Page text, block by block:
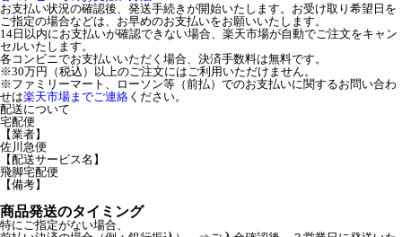
お支払い状況の確認後、発送手続きが開始いたします。お受け取り希望日を
ご指定の場合などは、お早めのお支払いをお願いいたします。
14日以内にお支払いが確認できない場合、楽天市場が自動でご注文をキャン
セルいたします。
各コンビニでお支払いいただく場合、決済手数料は無料です。
※30万円（税込）以上のご注文にはご利用いただけません。
※ファミリーマート、ローソン等（前払）でのお支払いに関するお問い合わ
せは楽天市場までご連絡 ください。
配送について
宅配便
【業者】
佐川急便
【配送サービス名】
飛脚宅配便
【備考】
商品発送のタイミング
特にご指定がない場合、